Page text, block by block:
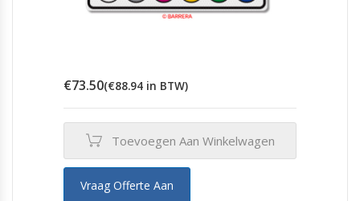
€73.50(€88.94 in BTW)
Toevoegen Aan Winkelwagen
Vraag Offerte Aan